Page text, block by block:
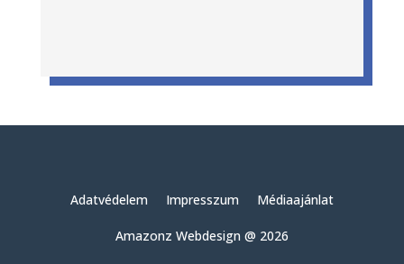
Adatvédelem Impresszum Médiaajánlat
Amazonz Webdesign @ 2026